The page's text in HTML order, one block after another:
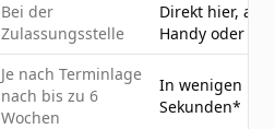
Bei der
Zulassungsstelle
Direkt hier, am
Handy oder PC
Je nach Terminlage
nach bis zu 6
Wochen
In wenigen
Sekunden*